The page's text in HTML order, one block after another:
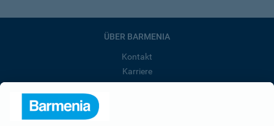
ÜBER BARMENIA
Kontakt
Karriere